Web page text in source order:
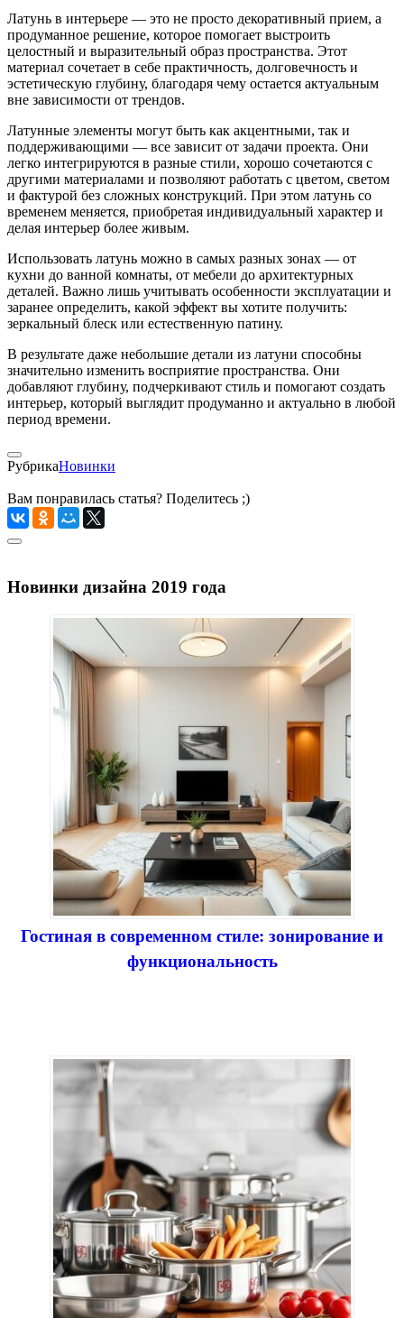
Латунь в интерьере — это не просто декоративный прием, а
продуманное решение, которое помогает выстроить
целостный и выразительный образ пространства. Этот
материал сочетает в себе практичность, долговечность и
эстетическую глубину, благодаря чему остается актуальным
вне зависимости от трендов.
Латунные элементы могут быть как акцентными, так и
поддерживающими — все зависит от задачи проекта. Они
легко интегрируются в разные стили, хорошо сочетаются с
другими материалами и позволяют работать с цветом, светом
и фактурой без сложных конструкций. При этом латунь со
временем меняется, приобретая индивидуальный характер и
делая интерьер более живым.
Использовать латунь можно в самых разных зонах — от
кухни до ванной комнаты, от мебели до архитектурных
деталей. Важно лишь учитывать особенности эксплуатации и
заранее определить, какой эффект вы хотите получить:
зеркальный блеск или естественную патину.
В результате даже небольшие детали из латуни способны
значительно изменить восприятие пространства. Они
добавляют глубину, подчеркивают стиль и помогают создать
интерьер, который выглядит продуманно и актуально в любой
период времени.
РубрикаНовинки
Вам понравилась статья? Поделитесь ;)
Новинки дизайна 2019 года
Гостиная в современном стиле: зонирование и
функциональность